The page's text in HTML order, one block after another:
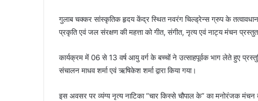
गुलाब चक्कर सांस्कृतिक हृदय केंद्र स्थित नवरंग चिल्ड्रेन्स ग्रुप के
प्रकृति एवं जल संरक्षण की महत्ता को गीत, संगीत, नृत्य एवं नाट्य मंचन प्रस्तुत
कार्यक्रम में 06 से 13 वर्ष आयु वर्ग के बच्चों ने उत्साहपूर्वक भाग लेते हुए
संचालन माधव शर्मा एवं ऋषिकेश शर्मा द्वारा किया गया।
इस अवसर पर व्यंग्य नृत्य नाटिका “चार किस्से चौपाल के” का मनोरंजक मंचन